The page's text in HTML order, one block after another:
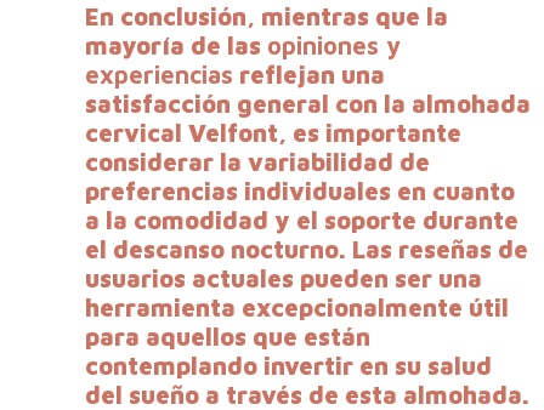
En conclusión, mientras que la
mayoría de las opiniones y
experiencias reflejan una
satisfacción general con la almohada
cervical Velfont, es importante
considerar la variabilidad de
preferencias individuales en cuanto
a la comodidad y el soporte durante
el descanso nocturno. Las reseñas de
usuarios actuales pueden ser una
herramienta excepcionalmente útil
para aquellos que están
contemplando invertir en su salud
del sueño a través de esta almohada.